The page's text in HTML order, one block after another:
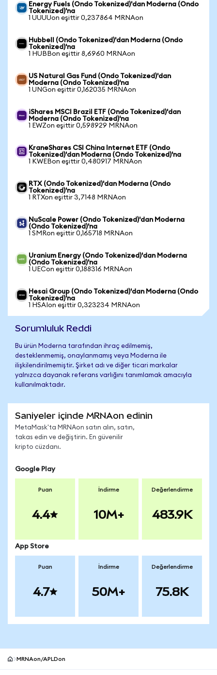
Energy Fuels (Ondo Tokenized)'dan Moderna (Ondo
Tokenized)'na
1 UUUUon eşittir 0,237864 MRNAon
Hubbell (Ondo Tokenized)'dan Moderna (Ondo
Tokenized)'na
1 HUBBon eşittir 8,6960 MRNAon
US Natural Gas Fund (Ondo Tokenized)'dan
Moderna (Ondo Tokenized)'na
1 UNGon eşittir 0,162035 MRNAon
iShares MSCI Brazil ETF (Ondo Tokenized)'dan
Moderna (Ondo Tokenized)'na
1 EWZon eşittir 0,598929 MRNAon
KraneShares CSI China Internet ETF (Ondo
Tokenized)'dan Moderna (Ondo Tokenized)'na
1 KWEBon eşittir 0,480917 MRNAon
RTX (Ondo Tokenized)'dan Moderna (Ondo
Tokenized)'na
1 RTXon eşittir 3,7148 MRNAon
NuScale Power (Ondo Tokenized)'dan Moderna
(Ondo Tokenized)'na
1 SMRon eşittir 0,165718 MRNAon
Uranium Energy (Ondo Tokenized)'dan Moderna
(Ondo Tokenized)'na
1 UECon eşittir 0,188316 MRNAon
Hesai Group (Ondo Tokenized)'dan Moderna (Ondo
Tokenized)'na
1 HSAIon eşittir 0,323234 MRNAon
Sorumluluk Reddi
Bu ürün Moderna tarafından ihraç edilmemiş,
desteklenmemiş, onaylanmamış veya Moderna ile
ilişkilendirilmemiştir. Şirket adı ve diğer ticari markalar
yalnızca dayanak referans varlığını tanımlamak amacıyla
kullanılmaktadır.
Saniyeler içinde MRNAon edinin
MetaMask'ta MRNAon satın alın, satın,
takas edin ve değiştirin. En güvenilir
kripto cüzdanı.
Google Play
Puan
4.4
İndirme
10M+
Değerlendirme
483.9K
App Store
Puan
4.7
İndirme
50M+
Değerlendirme
75.8K
MRNAon/APLDon